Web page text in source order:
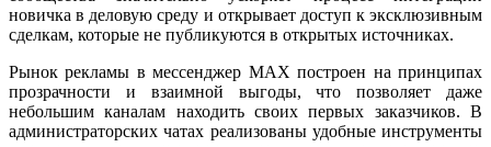
новичка в деловую среду и открывает доступ к эксклюзивным
сделкам, которые не публикуются в открытых источниках.
Рынок рекламы в мессенджер MAX построен на принципах
прозрачности и взаимной выгоды, что позволяет даже
небольшим каналам находить своих первых заказчиков. В
администраторских чатах реализованы удобные инструменты